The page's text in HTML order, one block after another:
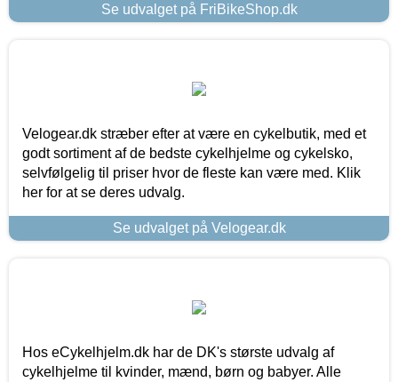
Se udvalget på FriBikeShop.dk
Velogear.dk stræber efter at være en cykelbutik, med et
godt sortiment af de bedste cykelhjelme og cykelsko,
selvfølgelig til priser hvor de fleste kan være med. Klik
her for at se deres udvalg.
Se udvalget på Velogear.dk
Hos eCykelhjelm.dk har de DK's største udvalg af
cykelhjelme til kvinder, mænd, børn og babyer. Alle